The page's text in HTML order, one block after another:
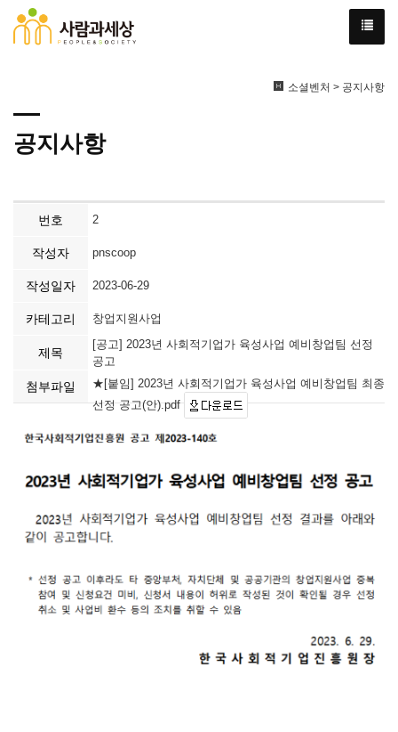
소셜벤처 > 공지사항
공지사항
번호 2
작성자 pnscoop
작성일자 2023-06-29
카테고리 창업지원사업
제목
[공고] 2023년 사회적기업가 육성사업 예비창업팀 선정
공고
첨부파일
★[붙임] 2023년 사회적기업가 육성사업 예비창업팀 최종
선정 공고(안).pdf